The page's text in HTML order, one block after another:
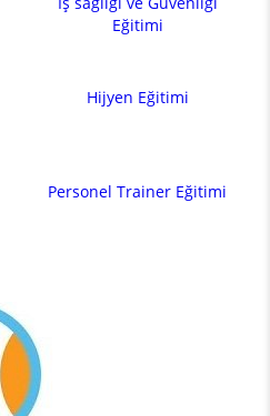
Eğitimi
Hijyen Eğitimi
Personel Trainer Eğitimi